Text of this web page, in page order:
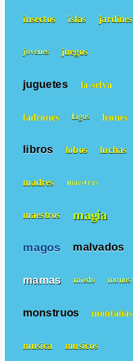
insectos islas jardines
jovenes juegos
juguetes la-selva
ladrones lagos leones
libros lobos luchas
madres maestras
maestros magia
magos malvados
mamas miedo monos
monstruos montañas
musica musicos